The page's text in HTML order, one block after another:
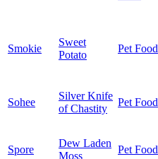
Smokie
Sweet
Potato
Pet Food
Sohee
Silver Knife
of Chastity
Pet Food
Spore
Dew Laden
Moss
Pet Food